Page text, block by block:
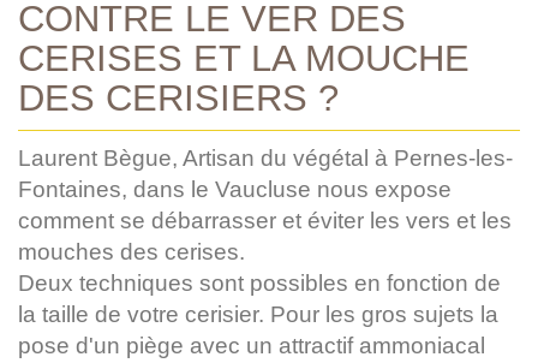
CONTRE LE VER DES
CERISES ET LA MOUCHE
DES CERISIERS ?
Laurent Bègue, Artisan du végétal à Pernes-les-
Fontaines, dans le Vaucluse nous expose
comment se débarrasser et éviter les vers et les
mouches des cerises.
Deux techniques sont possibles en fonction de
la taille de votre cerisier. Pour les gros sujets la
pose d'un piège avec un attractif ammoniacal